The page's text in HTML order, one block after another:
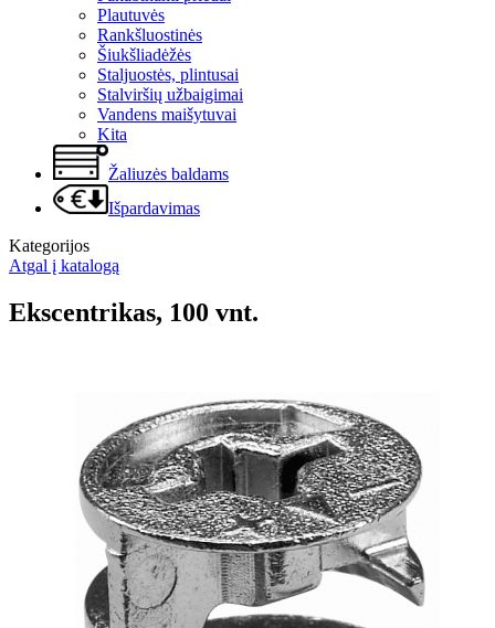
Plautuvės
Rankšluostinės
Šiukšliadėžės
Staljuostės, plintusai
Stalviršių užbaigimai
Vandens maišytuvai
Kita
Žaliuzės baldams
Išpardavimas
Kategorijos
Atgal į katalogą
Ekscentrikas, 100 vnt.